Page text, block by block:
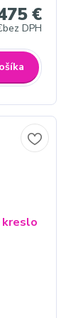
€
bez DPH